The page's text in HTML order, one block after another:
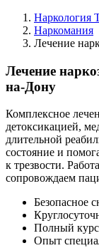
Наркология
Наркомания
Лечение
Лечение
на-Дону
Комплексное
детоксикацией,
длительной
состояние и
к трезвости.
сопровождаем
Безопасное
Полный
Опыт